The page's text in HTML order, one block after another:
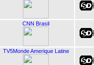
CNN Brasil
TV5Monde Amerique Latine